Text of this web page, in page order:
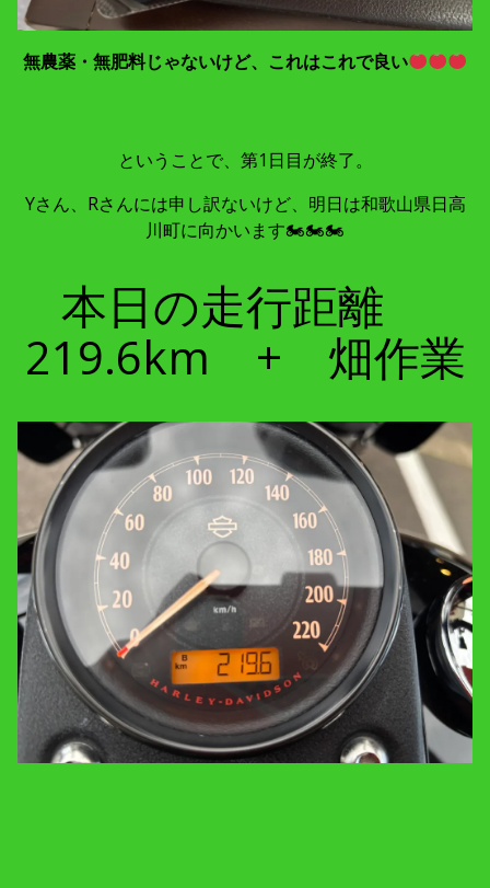
無農薬・無肥料じゃないけど、これはこれで良い
ということで、第1日目が終了。
Yさん、Rさんには申し訳ないけど、明日は和歌山県日高
川町に向かいます🏍🏍🏍
本日の走行距離
219.6km + 畑作業